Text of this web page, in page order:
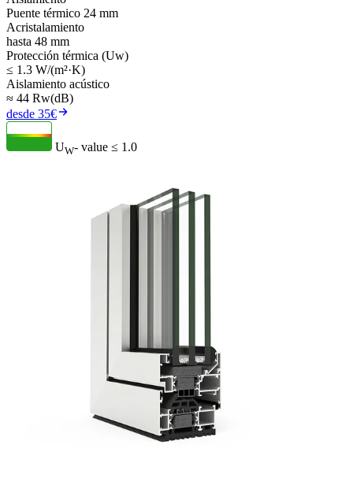
Puente térmico 24 mm
Acristalamiento
hasta 48 mm
Protección térmica (Uw)
≤ 1.3 W/(m²·K)
Aislamiento acústico
≈ 44 Rw(dB)
desde 35€
UW- value ≤ 1.0